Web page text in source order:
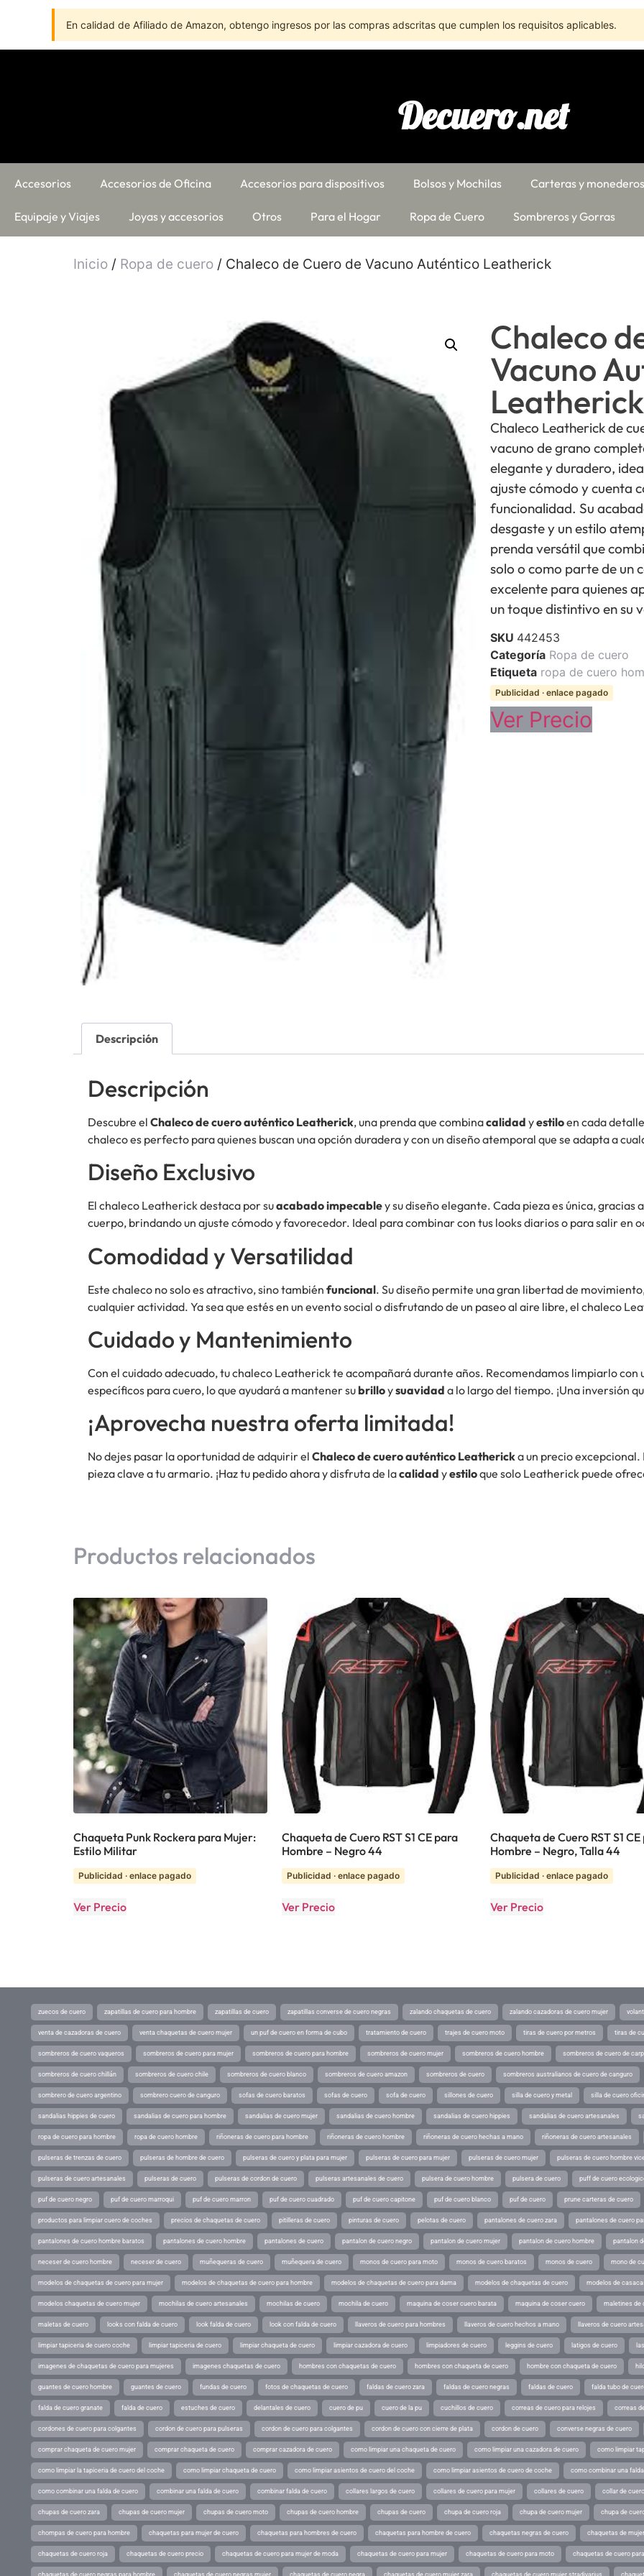
En calidad de Afiliado de Amazon, obtengo ingresos por las compras adscritas que cumplen los requisitos aplicables.
Decuero.net
Accesorios Accesorios de Oficina Accesorios para dispositivos Bolsos y Mochilas Carteras y monederos
Equipaje y Viajes Joyas y accesorios Otros Para el Hogar Ropa de Cuero Sombreros y Gorras
Inicio / Ropa de cuero / Chaleco de Cuero de Vacuno Auténtico Leatherick
Chaleco
Vacuno
Leatherick
Chaleco Leatherick de
vacuno de grano
elegante y duradero,
ajuste cómodo y cuenta
funcionalidad. Su
desgaste y un estilo
prenda versátil que
solo o como parte de un
excelente para quienes
un toque distintivo en su
SKU 442453
Categoría Ropa de cuero
Etiqueta ropa de cuero
Publicidad · enlace pagado
Ver Precio
Descripción
Descripción
Descubre el Chaleco de cuero auténtico Leatherick, una prenda que combinacalidad yestiloen cada
chaleco es perfecto para quienes buscan una opción duradera y con un diseño atemporal que se adapta a
Diseño Exclusivo
El chaleco Leatherick destaca por suacabado impecabley su diseño elegante. Cada pieza es única,
cuerpo, brindando un ajuste cómodo y favorecedor. Ideal para combinar con tus looks diarios o para salir en
Comodidad y Versatilidad
Este chaleco no solo es atractivo, sino también funcional. Su diseño permite una gran libertad de
cualquier actividad. Ya sea que estés en un evento social o disfrutando de un paseo al aire libre, el chaleco
Cuidado y Mantenimiento
Con el cuidado adecuado, tu chaleco Leatherick te acompañará durante años. Recomendamos limpiarlo con
específicos para cuero, lo que ayudará a mantener subrilloysuavidad a lo largo del tiempo. ¡Una inversión
¡Aprovecha nuestra oferta limitada!
No dejes pasar la oportunidad de adquirir el Chaleco de cuero auténtico Leathericka un precio
pieza clave a tu armario. ¡Haz tu pedido ahora y disfruta de lacalidad yestiloque solo Leatherick puede
Productos relacionados
Chaqueta Punk Rockera para Mujer:
Estilo Militar
Publicidad · enlace pagado
Ver Precio
Chaqueta de Cuero RST S1 CE para
Hombre – Negro 44
Publicidad · enlace pagado
Ver Precio
Chaqueta de Cuero RST S1
Hombre – Negro, Talla 44
Publicidad · enlace pagado
Ver Precio
zuecos de cuero zapatillas de cuero para hombre zapatillas de cuero zapatillas converse de cuero negras zalando chaquetas de cuero zalando cazadoras de cuero mujer
venta de cazadoras de cuero venta chaquetas de cuero mujer un puf de cuero en forma de cubo tratamiento de cuero trajes de cuero moto tiras de cuero por metros tiras de
sombreros de cuero vaqueros sombreros de cuero para mujer sombreros de cuero para hombre sombreros de cuero mujer sombreros de cuero hombre sombreros de cuero de
sombreros de cuero chillán sombreros de cuero chile sombreros de cuero blanco sombreros de cuero amazon sombreros de cuero sombreros australianos de cuero de canguro
sombrero de cuero argentino sombrero cuero de canguro sofas de cuero baratos sofas de cuero sofa de cuero sillones de cuero silla de cuero y metal silla de cuero
sandalias hippies de cuero sandalias de cuero para hombre sandalias de cuero mujer sandalias de cuero hombre sandalias de cuero hippies sandalias de cuero artesanales
ropa de cuero para hombre ropa de cuero hombre riñoneras de cuero para hombre riñoneras de cuero hombre riñoneras de cuero hechas a mano riñoneras de cuero artesanales
pulseras de trenzas de cuero pulseras de hombre de cuero pulseras de cuero y plata para mujer pulseras de cuero para mujer pulseras de cuero mujer pulseras de cuero hombre
pulseras de cuero artesanales pulseras de cuero pulseras de cordon de cuero pulseras artesanales de cuero pulsera de cuero hombre pulsera de cuero puff de cuero
puf de cuero negro puf de cuero marroqui puf de cuero marron puf de cuero cuadrado puf de cuero capitone puf de cuero blanco puf de cuero prune carteras de cuero
productos para limpiar cuero de coches precios de chaquetas de cuero pitilleras de cuero pinturas de cuero pelotas de cuero pantalones de cuero zara pantalones de cuero
pantalones de cuero hombre baratos pantalones de cuero hombre pantalones de cuero pantalon de cuero negro pantalon de cuero mujer pantalon de cuero hombre pantalon
neceser de cuero hombre neceser de cuero muñequeras de cuero muñequera de cuero monos de cuero para moto monos de cuero baratos monos de cuero mono de
modelos de chaquetas de cuero para mujer modelos de chaquetas de cuero para hombre modelos de chaquetas de cuero para dama modelos de chaquetas de cuero modelos de
modelos chaquetas de cuero mujer mochilas de cuero artesanales mochilas de cuero mochila de cuero maquina de coser cuero barata maquina de coser cuero maletines de
maletas de cuero looks con falda de cuero look falda de cuero look con falda de cuero llaveros de cuero para hombres llaveros de cuero hechos a mano llaveros de cuero
limpiar tapiceria de cuero coche limpiar tapiceria de cuero limpiar chaqueta de cuero limpiar cazadora de cuero limpiadores de cuero leggins de cuero latigos de cuero
imagenes de chaquetas de cuero para mujeres imagenes chaquetas de cuero hombres con chaquetas de cuero hombres con chaqueta de cuero hombre con chaqueta de cuero
guantes de cuero hombre guantes de cuero fundas de cuero fotos de chaquetas de cuero faldas de cuero zara faldas de cuero negras faldas de cuero falda tubo de
falda de cuero granate falda de cuero estuches de cuero delantales de cuero cuero de pu cuero de la pu cuchillos de cuero correas de cuero para relojes correas
cordones de cuero para colgantes cordon de cuero para pulseras cordon de cuero para colgantes cordon de cuero con cierre de plata cordon de cuero converse negras de cuero
comprar chaqueta de cuero mujer comprar chaqueta de cuero comprar cazadora de cuero como limpiar una chaqueta de cuero como limpiar una cazadora de cuero como limpiar
como limpiar la tapiceria de cuero del coche como limpiar chaqueta de cuero como limpiar asientos de cuero del coche como limpiar asientos de cuero de coche como combinar una
como combinar una falda de cuero combinar una falda de cuero combinar falda de cuero collares largos de cuero collares de cuero para mujer collares de cuero collar de cuero
chupas de cuero zara chupas de cuero mujer chupas de cuero moto chupas de cuero hombre chupas de cuero chupa de cuero roja chupa de cuero mujer chupa de
chompas de cuero para hombre chaquetas para mujer de cuero chaquetas para hombres de cuero chaquetas para hombre de cuero chaquetas negras de cuero chaquetas de
chaquetas de cuero roja chaquetas de cuero precio chaquetas de cuero para mujer de moda chaquetas de cuero para mujer chaquetas de cuero para moto chaquetas de cuero
chaquetas de cuero negras para hombre chaquetas de cuero negras mujer chaquetas de cuero negra chaquetas de cuero mujer zara chaquetas de cuero mujer stradivarius